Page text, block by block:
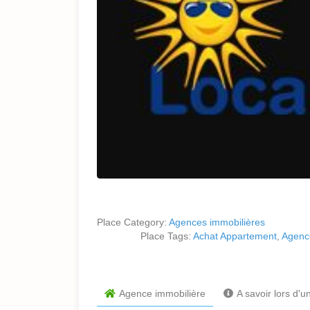
Place Category: Agences immobilières
Place Tags: Achat Appartement
Agence immobilière A savoir lors